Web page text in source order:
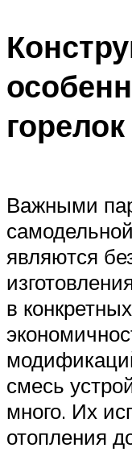
горелок
Важными
являются
в
смесь
много. Их
отопления